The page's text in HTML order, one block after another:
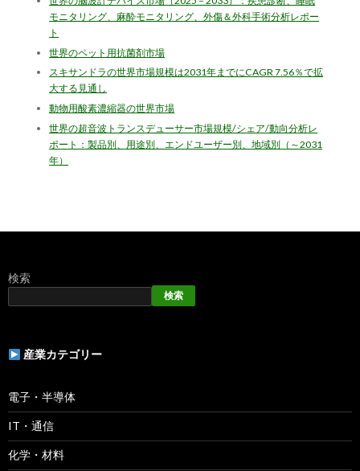
モニタリング、麻酔モニタリング、外傷＆外科手術分析レポー
ト
世界のペット用抗菌剤市場
スキサンドラの世界市場規模は2031年までにCAGR 7.56％で拡
大する見通し
動物用酸素濃縮器の世界市場
世界の超音波トランスデューサー市場規模/シェア/動向分析レ
ポート：製品別、用途別、エンドユーザー別、地域別（～2031
年）
検索
検索
産業カテゴリー
電子・半導体
IT・通信
化学・材料